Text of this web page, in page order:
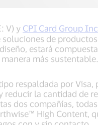
V) y CPI Card Group
soluciones de
estará
más
respaldada por
la cantidad de
dos compañías,
High Content,